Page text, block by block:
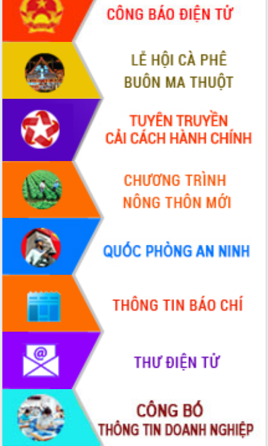
Phát động hai phong trào thi đua quan
trọng trong kỷ nguyên mới
Hội nghị lần thứ tư Ban Chỉ đạo công
tác bầu cử tỉnh Đắk Lắk
Hội nghị Báo cáo viên Trung ương
tháng 01/2026
Phó Thủ tướng Hồ Quốc Dũng đánh giá
cao kết quả Chiến dịch Quang Trung
tại Đắk Lắk
Hội nghị Ban Chấp hành Đảng bộ tỉnh
Đắk Lắk lần thứ 2 (mở rộng)
Tập trung giải phóng mặt bằng, đẩy
nhanh tiến độ Tuyến đường bộ ven
biển
Gỡ khó, khởi công xây dựng, sửa chữa
toàn bộ nhà ở cho hộ dân đúng tiến độ
đề ra
UBND tỉnh Đắk Lắk tổng kết công tác
quốc phòng, quân sự địa phương năm
2025
Tập trung triển khai quyết liệt, đồng bộ
các giải pháp nhằm thực hiện hiệu quả
các nhiệm vụ đề ra năm 2025
Phát huy vai trò của người có uy tín
trong phòng chống tảo hôn và hôn
nhân cận huyết thống
Nông sản Tây Nguyên thu hút doanh
nghiệp nước ngoài
Đắk Lắk định vị thương hiệu du lịch
“Biển – Rừng – Cà phê” trong không
gian phát triển mới
Hội nghị chia sẻ kinh nghiệm, chuyển
giao kỹ thuật y tế, định hướng phát
triển chuyên sâu đến 2030